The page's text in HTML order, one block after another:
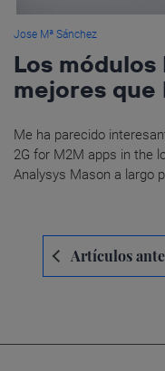
Jose Mª Sánchez
Los módulos
mejores que
Me ha parecido
2G for M2M apps in the
Analysys Mason a largo
Navegación
entradas
Artículos